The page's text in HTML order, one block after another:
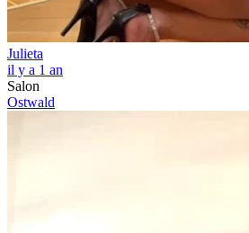
Julieta
il y a 1 an
Salon
Ostwald